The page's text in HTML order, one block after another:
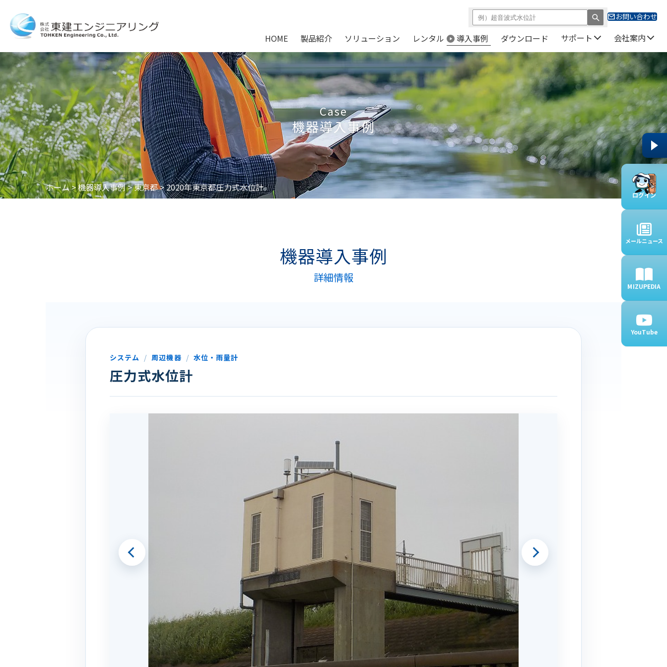
お問い合わせ
HOME 製品紹介 ソリューション レンタル 導入事例 ダウンロード サポート 会社案内
Case
機器導入事例
ホーム>機器導入事例>東京都>2020年東京都圧力式水位計
機器導入事例
詳細情報
システム / 周辺機器 / 水位・雨量計
圧力式水位計
ログイン
メールニュース
MIZUPEDIA
YouTube